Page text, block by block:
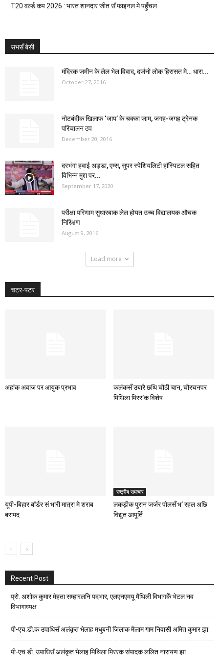
T20 वर्ल्ड कप 2026 : भारत शानदार जीत सँ फाइनल मे पहुँचल
सभसँ बेसी
मंदिरक जमीन के लेल भेल विवाद, दर्जनो लोक हिरासत मे… धारा...
October 27, 2016
नोटबंदीक खिलाफ ‘जाप’ के चक्का जाम, जगह-जगह ट्रेनक
परिचालन ठप
December 20, 2016
दरभंगा हवाई अड्डा, एम्स, सुपर स्पेशियलिटी हाॅस्पिटल सहित
विभिन्न मुद्दा पर...
September 17, 2020
परीक्षा परिणाम सुधारबाक लेल होयत उच्च विद्यालयक औचक
निरिक्षण
August 9, 2016
Load more
चटर-पटर
अहांक अवाज पर आयुक प्रभाव
कलंकसँ उबारै छथि चौठी चान, चौरचनपर
मिथिला मिरर’क विशेष
यूपी-बिहार बॉर्डर सं भारी मात्रा मे शराब
बरामद
राष्ट्रीय समाचार
लकड़ीक पुरान जर्जर पोलसँ भ’ रहल अछि
विद्युत आपूर्ति
Recent Post
प्रो. अशोक कुमार मेहता सम्हारलनि पदभार, एलएनएमयू मैथिली विभागकेँ भेटल नव
विभागाध्यक्ष
पी-एच.डी.क उपाधिसँ अलंकृत भेलाह मधुबनी जिलाक मैलाम गाम निवासी अमित कुमार झा
पी-एच.डी. उपाधिसँ अलंकृत भेलाह मिथिला मिररक संपादक ललित नारायण झा